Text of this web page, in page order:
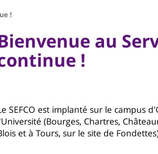
!
au
!
SEFCO est implanté sur le campus
(Bourges, Chartres,
et à Tours, sur le site de